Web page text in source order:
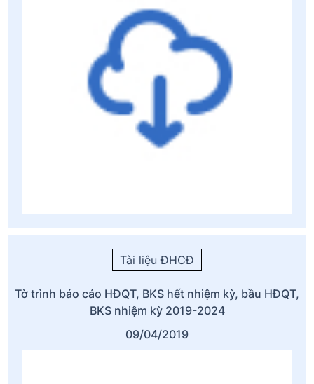
Tài liệu ĐHCĐ
Tờ trình báo cáo HĐQT, BKS hết nhiệm kỳ, bầu HĐQT,
BKS nhiệm kỳ 2019-2024
09/04/2019